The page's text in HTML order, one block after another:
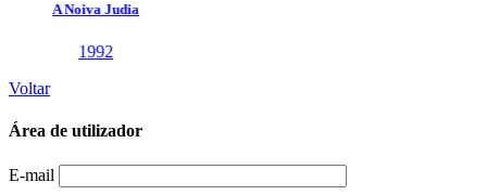
Voltar
Área de utilizador
E-mail